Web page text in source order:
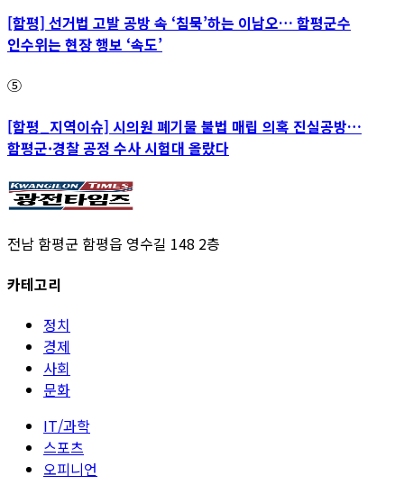
[함평] 선거법 고발 공방 속 ‘침묵’하는 이남오… 함평군수
인수위는 현장 행보 ‘속도’
⑤
[함평_지역이슈] 시의원 폐기물 불법 매립 의혹 진실공방…
함평군·경찰 공정 수사 시험대 올랐다
전남 함평군 함평읍 영수길 148 2층
카테고리
정치
경제
사회
문화
IT/과학
스포츠
오피니언